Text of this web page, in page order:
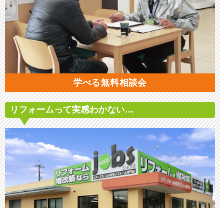
学べる無料相談会
リフォームって実感わかない…